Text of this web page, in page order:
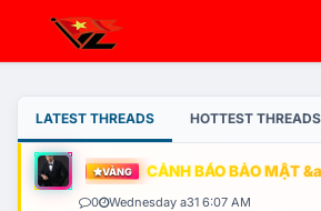
LATEST THREADS HOTTEST THREADS
VÀNG CẢNH BÁO BẢO MẬT
0 Wednesday a31 6:07 AM